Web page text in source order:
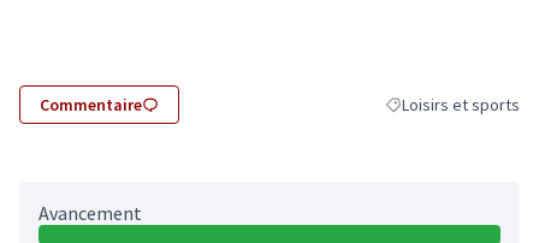
Commentaire Filtrer les résultats
Loisirs et sports
Avancement